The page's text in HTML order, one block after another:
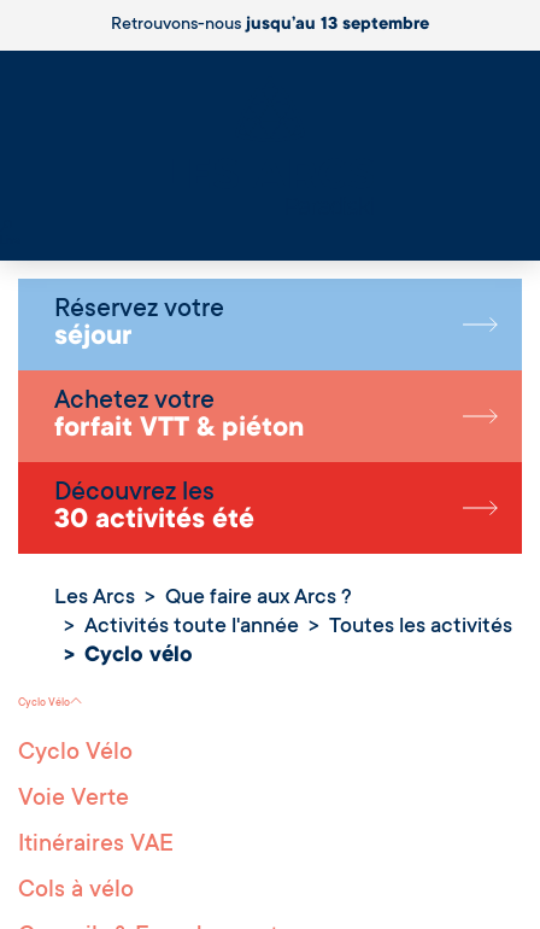
Retrouvons-nousjusqu’au 13 septembre
Réservez votre
séjour
Achetez votre
forfait VTT & piéton
Découvrez les
30 activités été
Les Arcs
Que faire aux Arcs ?
Activités toute l'année
Toutes les activités
Cyclo vélo
Cyclo vélo
Cyclo Vélo
Cyclo Vélo
Voie Verte
Itinéraires VAE
Cols à vélo